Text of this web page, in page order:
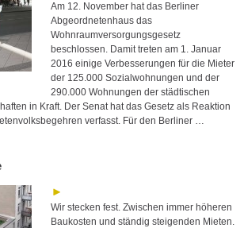
Am 12. November hat das Berliner
Abgeordnetenhaus das
Wohnraumversorgungsgesetz
beschlossen. Damit treten am 1. Januar
2016 einige Verbesserungen für die Mieter
der 125.000 Sozialwohnungen und der
290.000 Wohnungen der städtischen
in Kraft. Der Senat hat das Gesetz als Reaktion
verfasst. Für den Berliner …
Wir stecken fest. Zwischen immer höheren
Baukosten und ständig steigenden Mieten.